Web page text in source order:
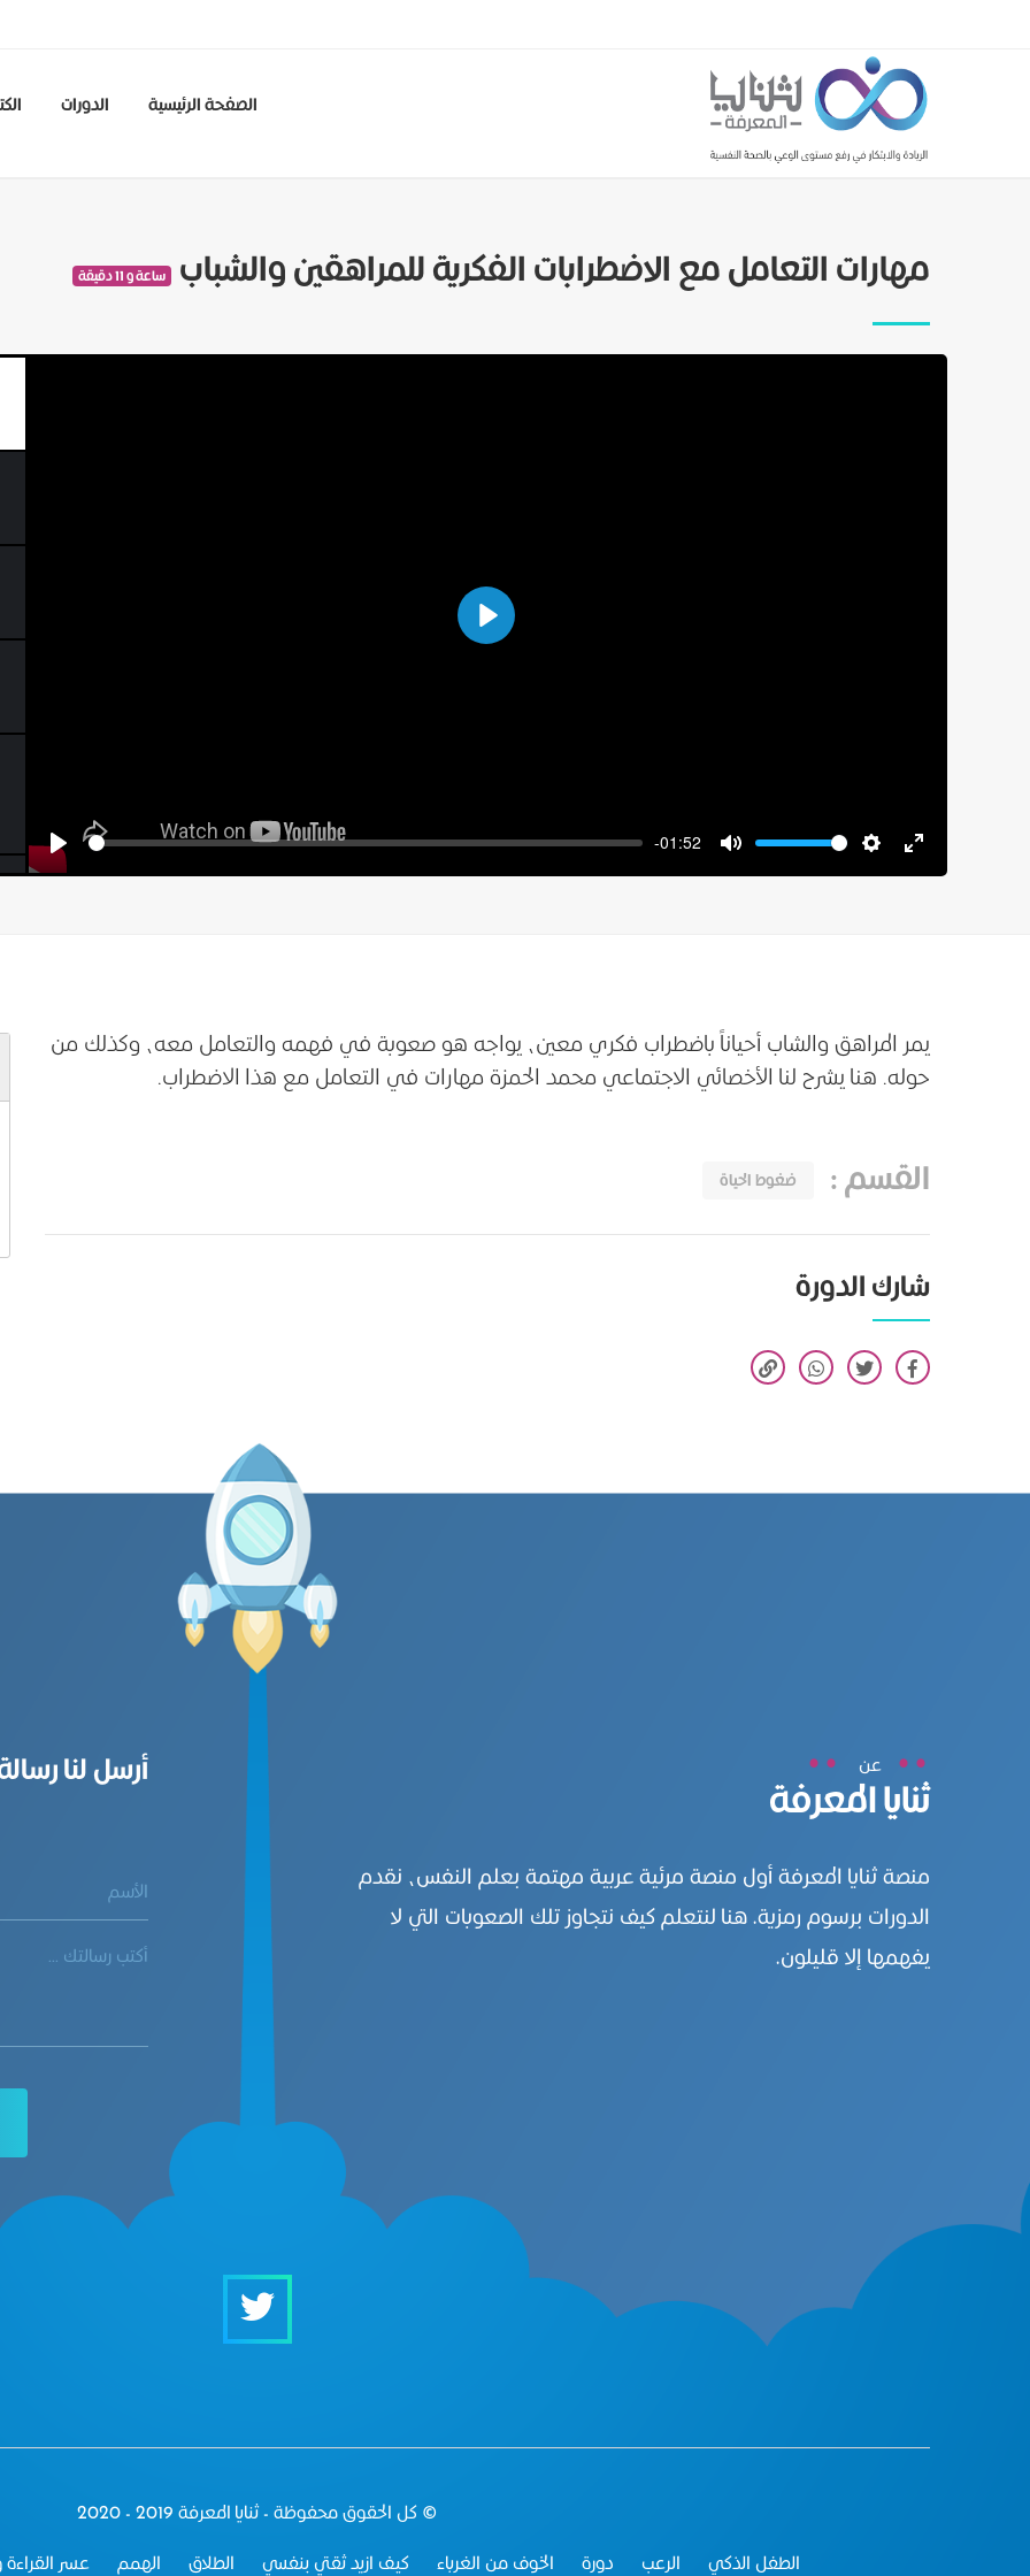
الصفحة الرئيسية الدورات
مهارات التعامل مع الاضطرابات الفكرية للمراهقين والشباب ساعة و 11 دقيقة
Play
Play
Seek -01:52
Volume
Enter
يمر المراهق والشاب أحياناً باضطراب فكري معين، يواجه هو صعوبة في فهمه والتعامل معه، وكذلك من
حوله. هنا يشرح لنا الأخصائي الاجتماعي محمد الحمزة مهارات في التعامل مع هذا الاضطراب.
القسم: ضغوط الحياة
شارك الدورة
عن
ثنايا المعرفة
منصة ثنايا المعرفة أول منصة مرئية عربية مهتمة بعلم النفس، نقدم
الدورات برسوم رمزية. هنا لنتعلم كيف نتجاوز تلك الصعوبات التي لا
يفهمها إلا قليلون.
أرسل لنا
© كل الحقوق محفوظة - ثنايا المعرفة 2019 - 2020
الطفل الذكي
الرعب دورة الخوف من الغرباء كيف ازيد ثقتي بنفسي الطلاق الهمم عسر القراءة